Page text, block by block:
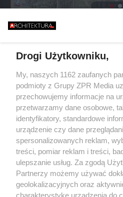
Drogi Użytkowniku,
My, naszych 1162 zaufanych
podmioty z Grupy ZPR Media
przechowujemy informacje na
przetwarzamy dane osobowe,
identyfikatory, standardowe
urządzenie czy dane
spersonalizowanych reklam,
treści, pomiar reklam i treści,
ulepszanie usług. Za zgodą
Partnerzy możemy używać
geolokalizacyjnych oraz
charakterystykę urządzenia do